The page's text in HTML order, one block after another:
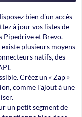
bien d'un accès
à jour vos listes de
Pipedrive et Brevo.
existe plusieurs moyens
natifs, des
Créez un « Zap »
comme l'ajout à une
un petit segment de